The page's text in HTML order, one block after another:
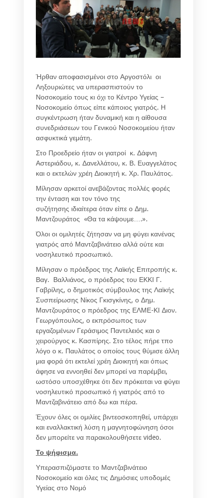
Ήρθαν αποφασισμένοι στο Αργοστόλι οι
Ληξουριώτες να υπερασπιστούν το
Νοσοκομείο τους κι όχι το Κέντρο Υγείας –
Νοσοκομείο όπως είπε κάποιος γιατρός. Η
συγκέντρωση ήταν δυναμική και η αίθουσα
συνεδριάσεων του Γενικού Νοσοκομείου ήταν
ασφυκτικά γεμάτη.
Στο Προεδρείο ήταν οι γιατροί κ. Δάφνη
Αστεριάδου, κ. Δανελλάτου, κ. Β. Ευαγγελάτος
και ο εκτελών χρέη Διοικητή κ. Χρ. Παυλάτος.
Μίλησαν αρκετοί ανεβάζοντας πολλές φορές
την ένταση και τον τόνο της
συζήτησης ιδιαίτερα όταν είπε ο Δημ.
Μαντζουράτος «Θα τα κάψουμε….».
Όλοι οι ομιλητές ζήτησαν να μη φύγει κανένας
γιατρός από Μαντζαβινάτειο αλλά ούτε και
νοσηλευτικό προσωπικό.
Μίλησαν ο πρόεδρος της Λαϊκής Επιτροπής κ.
Βαγ. Βαλλιάνος, ο πρόεδρος του ΕΚΚΙ Γ.
Γαβρίλης, ο δημοτικός σύμβουλος της Λαϊκής
Συσπείρωσης Νίκος Γκισγκίνης, ο Δημ.
Μαντζουράτος ο πρόεδρος της ΕΛΜΕ-ΚΙ Διον.
Γεωργόπουλος, ο εκπρόσωπος των
εργαζομένων Γεράσιμος Παντελειός και ο
χειρούργος κ. Κασπίρης. Στο τέλος πήρε τπο
λόγο ο κ. Παυλάτος ο οποίος τους θύμισε άλλη
μια φορά ότι εκτελεί χρέη Διοικητή και όπως
άφησε να εννοηθεί δεν μπορεί να παρέμβει,
ωστόσο υποσχέθηκε ότι δεν πρόκειται να φύγει
νοσηλευτικό προσωπικό ή γιατρός από το
Μαντζαβινάτειο από δω και πέρα.
Έχουν όλες οι ομιλίες βιντεοσκοπηθεί, υπάρχει
και εναλλακτική λύση η μαγνητοφώνηση όσοι
δεν μπορείτε να παρακολουθήσετε video.
Το ψήφισμα.
Υπερασπιζόμαστε το Μαντζαβινάτειο
Νοσοκομείο και όλες τις Δημόσιες υποδομές
Υγείας στο Νομό